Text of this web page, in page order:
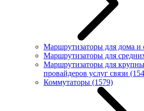
Маршрутизаторы для дома и
Маршрутизаторы для
Маршрутизаторы для
провайдеров услуг связи
Коммутаторы (1579)